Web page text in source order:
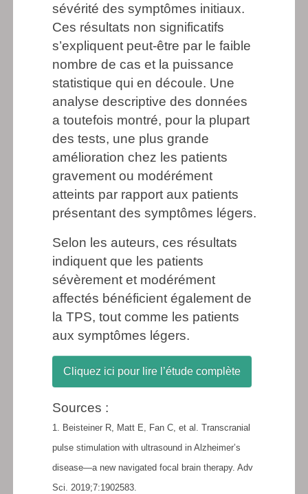
sévérité des symptômes initiaux.
Ces résultats non significatifs
s’expliquent peut-être par le faible
nombre de cas et la puissance
statistique qui en découle. Une
analyse descriptive des données
a toutefois montré, pour la plupart
des tests, une plus grande
amélioration chez les patients
gravement ou modérément
atteints par rapport aux patients
présentant des symptômes légers.
Selon les auteurs, ces résultats
indiquent que les patients
sévèrement et modérément
affectés bénéficient également de
la TPS, tout comme les patients
aux symptômes légers.
Cliquez ici pour lire l’étude complète
Sources :
1. Beisteiner R, Matt E, Fan C, et al. Transcranial
pulse stimulation with ultrasound in Alzheimer’s
disease—a new navigated focal brain therapy. Adv
Sci. 2019;7:1902583.